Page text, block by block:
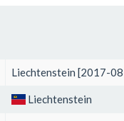
Liechtenstein [2017-
Liechtenstein